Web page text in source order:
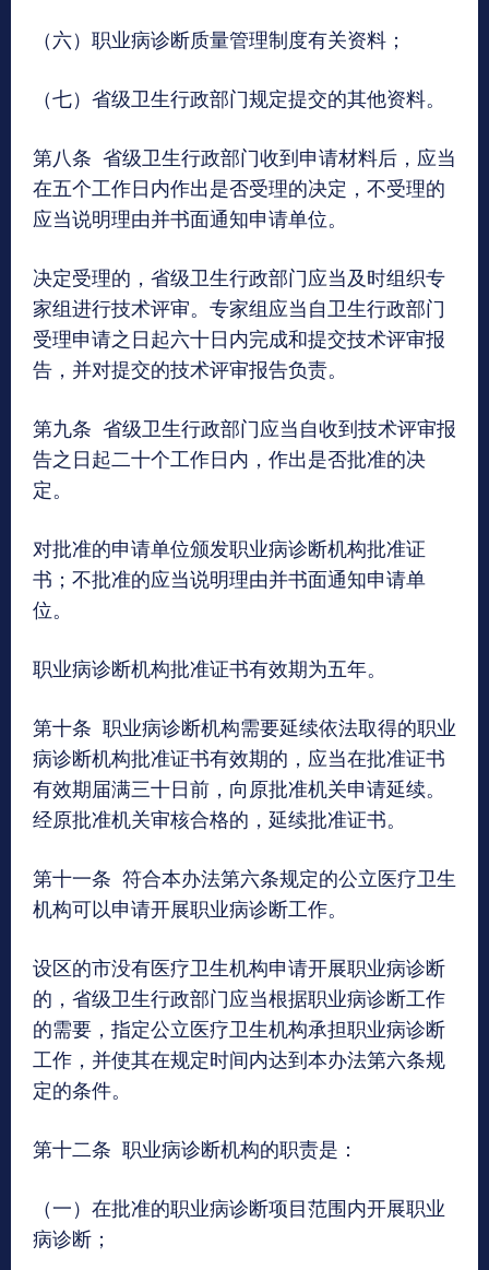
（六）职业病诊断质量管理制度有关资料；
（七）省级卫生行政部门规定提交的其他资料。
第八条 省级卫生行政部门收到申请材料后，应当
在五个工作日内作出是否受理的决定，不受理的
应当说明理由并书面通知申请单位。
决定受理的，省级卫生行政部门应当及时组织专
家组进行技术评审。专家组应当自卫生行政部门
受理申请之日起六十日内完成和提交技术评审报
告，并对提交的技术评审报告负责。
第九条 省级卫生行政部门应当自收到技术评审报
告之日起二十个工作日内，作出是否批准的决
定。
对批准的申请单位颁发职业病诊断机构批准证
书；不批准的应当说明理由并书面通知申请单
位。
职业病诊断机构批准证书有效期为五年。
第十条 职业病诊断机构需要延续依法取得的职业
病诊断机构批准证书有效期的，应当在批准证书
有效期届满三十日前，向原批准机关申请延续。
经原批准机关审核合格的，延续批准证书。
第十一条 符合本办法第六条规定的公立医疗卫生
机构可以申请开展职业病诊断工作。
设区的市没有医疗卫生机构申请开展职业病诊断
的，省级卫生行政部门应当根据职业病诊断工作
的需要，指定公立医疗卫生机构承担职业病诊断
工作，并使其在规定时间内达到本办法第六条规
定的条件。
第十二条 职业病诊断机构的职责是：
（一）在批准的职业病诊断项目范围内开展职业
病诊断；